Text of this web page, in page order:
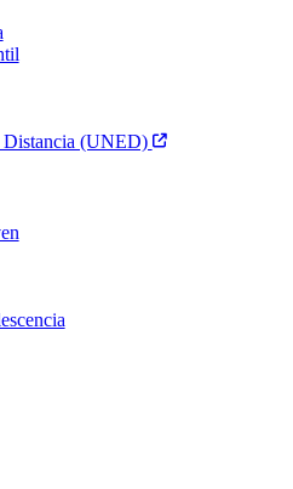
Distancia (UNED)